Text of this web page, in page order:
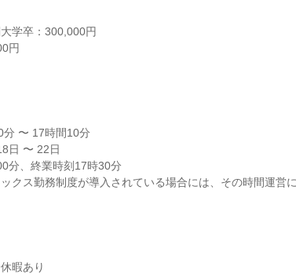
学卒：300,000円
円
〜 17時間10分
日 〜 22日
分、終業時刻17時30分
クス勤務制度が導入されている場合には、その時間運営
暇あり